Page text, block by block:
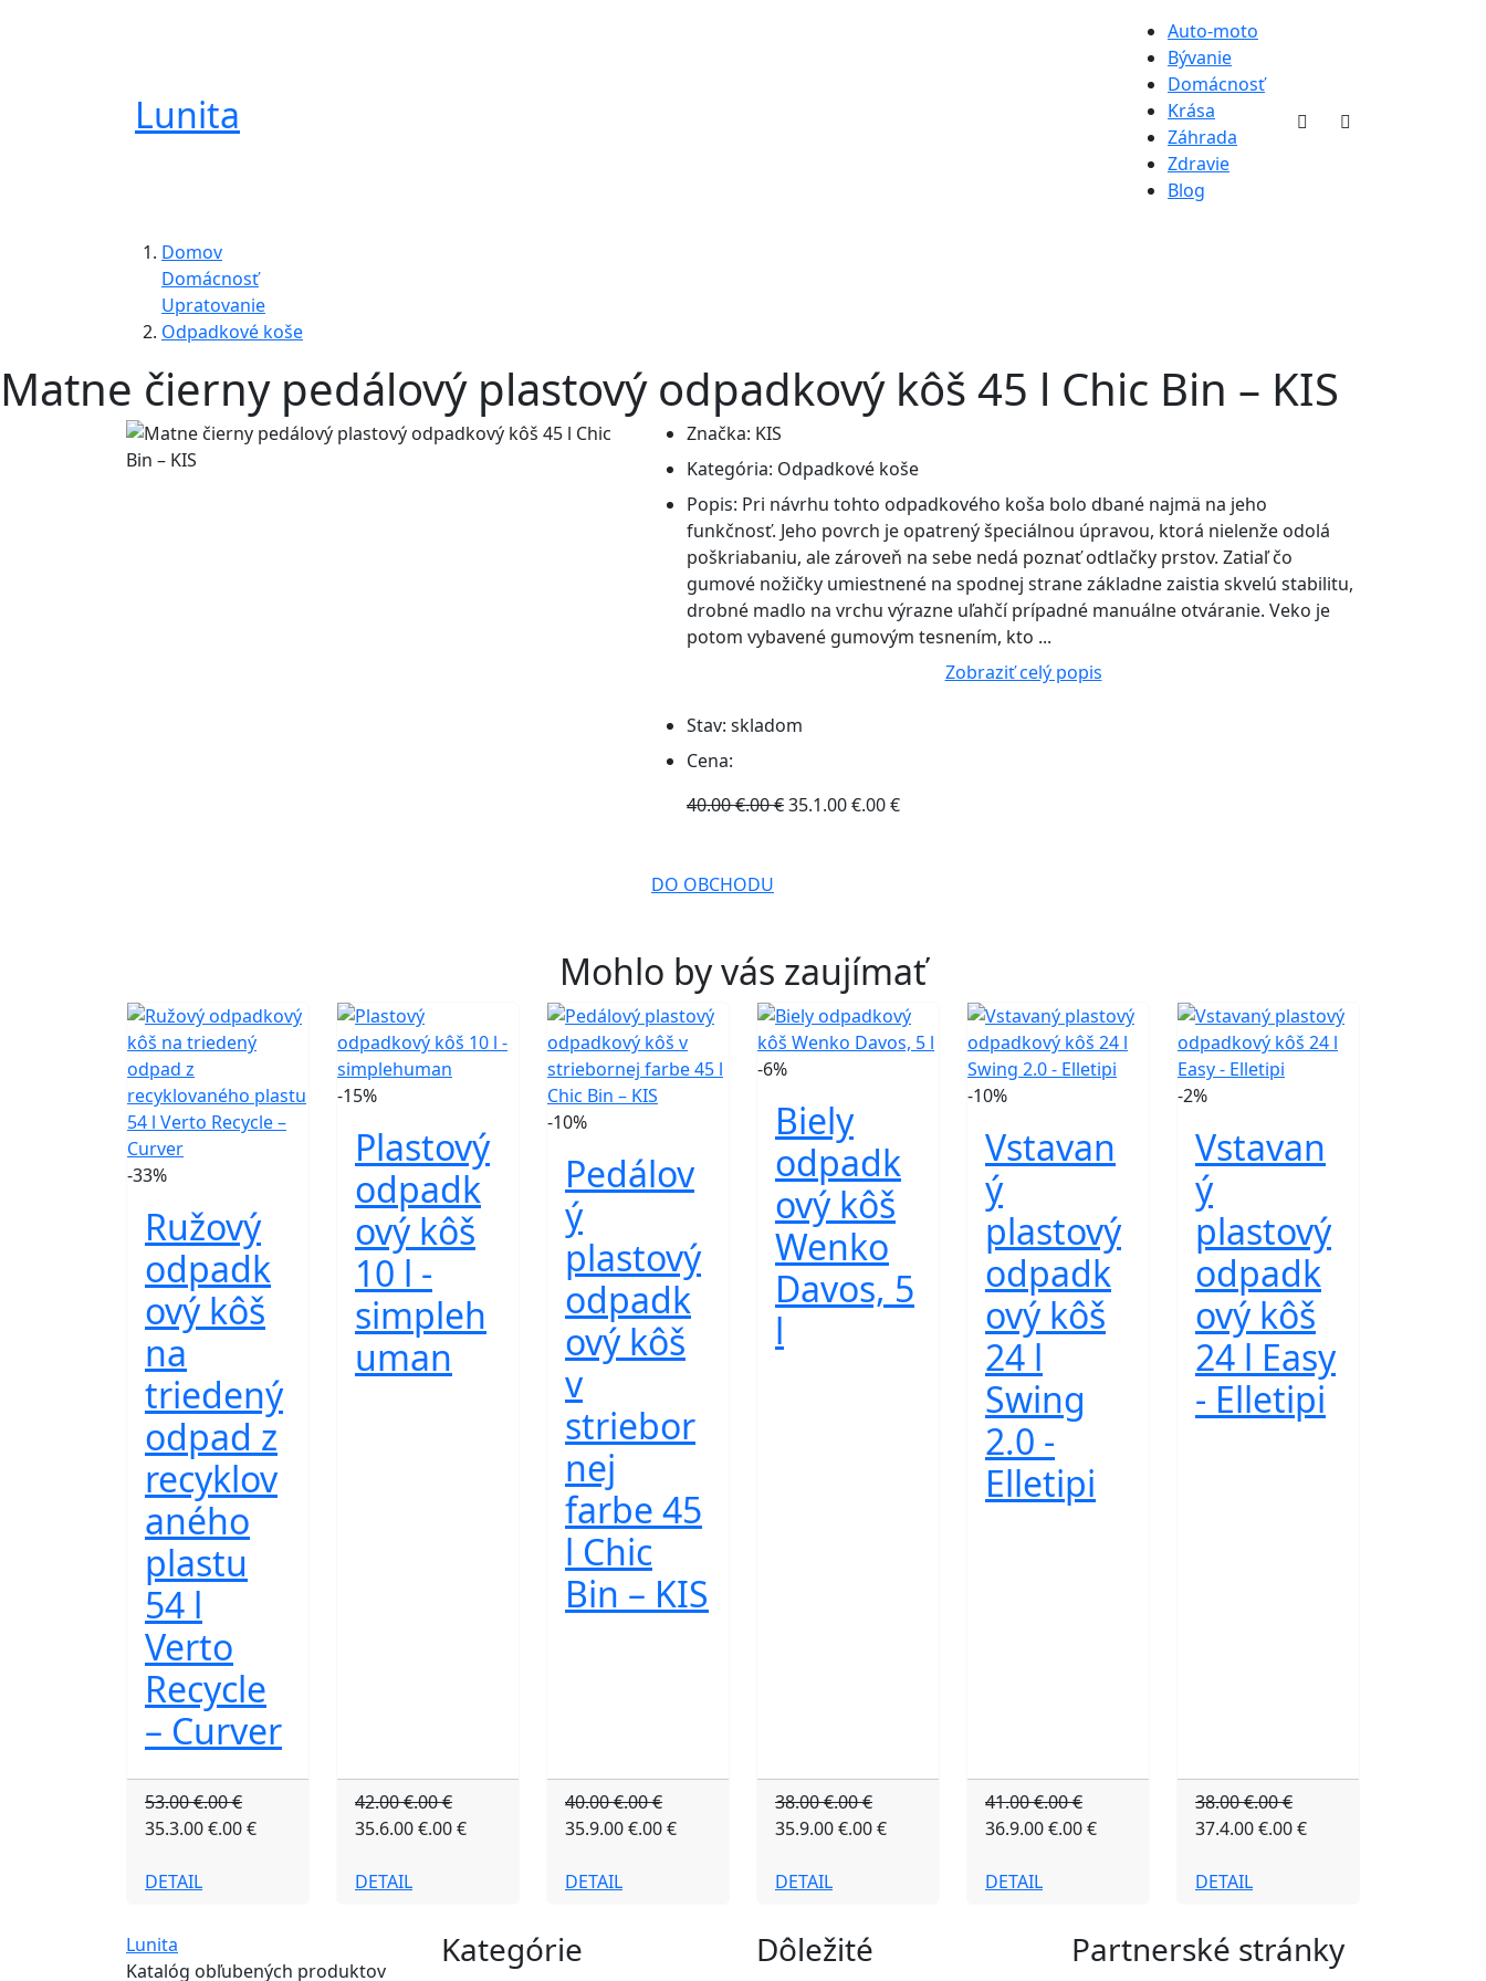
Lunita
Auto-moto
Bývanie
Domácnosť
Krása
Záhrada
Zdravie
Blog
Domov
Domácnosť
Upratovanie
Odpadkové koše
Matne čierny pedálový plastový odpadkový kôš 45 l Chic Bin – KIS
Značka: KIS
Kategória: Odpadkové koše
Popis: Pri návrhu tohto odpadkového koša bolo dbané najmä na jeho
funkčnosť. Jeho povrch je opatrený špeciálnou úpravou, ktorá nielenže odolá
poškriabaniu, ale zároveň na sebe nedá poznať odtlačky prstov. Zatiaľ čo
gumové nožičky umiestnené na spodnej strane základne zaistia skvelú stabilitu,
drobné madlo na vrchu výrazne uľahčí prípadné manuálne otváranie. Veko je
potom vybavené gumovým tesnením, kto ...
Zobraziť celý popis
Stav: skladom
Cena:
40.00 €.00 €35.1.00 €.00 €
DO OBCHODU
Mohlo by vás zaujímať
-33%
Ružový
odpadk
ový kôš
na
triedený
odpad z
recyklov
aného
plastu
54 l
Verto
Recycle
– Curver
53.00 €.00 €
35.3.00 €.00 €
DETAIL
-15%
Plastový
odpadk
ový kôš
10 l -
simpleh
uman
42.00 €.00 €
35.6.00 €.00 €
DETAIL
-10%
Pedálov
ý
plastový
odpadk
ový kôš
v
striebor
nej
farbe 45
l Chic
Bin – KIS
40.00 €.00 €
35.9.00 €.00 €
DETAIL
-6%
Biely
odpadk
ový kôš
Wenko
Davos, 5
l
38.00 €.00 €
35.9.00 €.00 €
DETAIL
-10%
Vstavan
ý
plastový
odpadk
ový kôš
24 l
Swing
2.0 -
Elletipi
41.00 €.00 €
36.9.00 €.00 €
DETAIL
-2%
Vstavan
ý
plastový
odpadk
ový kôš
24 l Easy
- Elletipi
38.00 €.00 €
37.4.00 €.00 €
DETAIL
Lunita
Katalóg obľubených produktov
Kategórie Dôležité Partnerské stránky